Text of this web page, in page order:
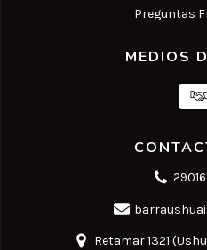
Preguntas
MEDIOS
Retamar 1321